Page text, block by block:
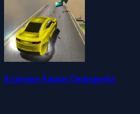
Extreme Stunts Onbeperkt